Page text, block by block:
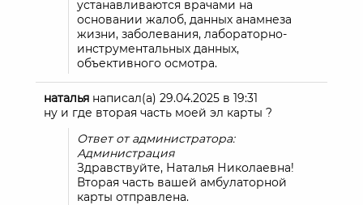
устанавливаются врачами на
основании жалоб, данных анамнеза
жизни, заболевания, лабораторно-
инструментальных данных,
объективного осмотра.
наталья написал(а) 29.04.2025 в 19:31
ну и где вторая часть моей эл карты ?
Ответ от администратора:
Администрация
Здравствуйте, Наталья Николаевна!
Вторая часть вашей амбулаторной
карты отправлена.